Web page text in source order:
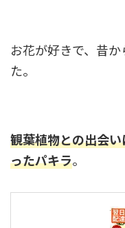
お花が好きで、昔
た。
観葉植物との出会
ったパキラ。